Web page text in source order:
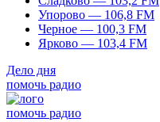
Упорово — 106,8 FM
Черное — 100,3 FM
Ярково — 103,4 FM
Дело дня
помочь радио
помочь радио